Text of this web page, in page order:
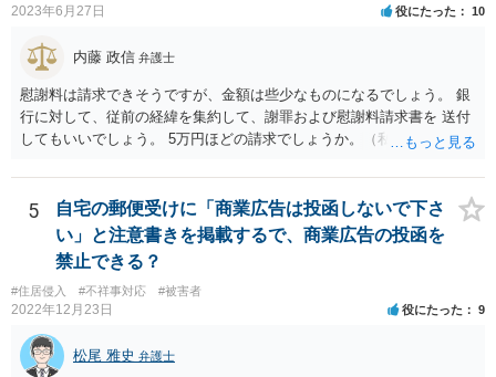
2023年6月27日 役にたった 10
内藤 政信 弁護士
慰謝料は請求できそうですが、金額は些少なものになるでしょう。 銀
行に対して、従前の経緯を集約して、謝罪および慰謝料請求書を 送付
してもいいでしょう。 5万円ほどの請求でしょうか。（私見）
5
自宅の郵便受けに「商業広告は投函しないで下さ
い」と注意書きを掲載するで、商業広告の投函を
禁止できる？
#住居侵入 #不祥事対応 #被害者
2022年12月23日 役にたった 9
松尾 雅史 弁護士